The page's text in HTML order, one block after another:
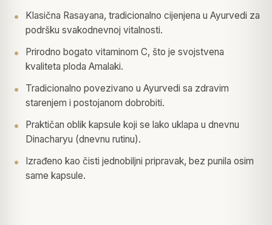
Klasična Rasayana, tradicionalno cijenjena u Ayurvedi za
podršku svakodnevnoj vitalnosti.
Prirodno bogato vitaminom C, što je svojstvena
kvaliteta ploda Amalaki.
Tradicionalno povezivano u Ayurvedi sa zdravim
starenjem i postojanom dobrobiti.
Praktičan oblik kapsule koji se lako uklapa u dnevnu
Dinacharyu (dnevnu rutinu).
Izrađeno kao čisti jednobiljni pripravak, bez punila osim
same kapsule.